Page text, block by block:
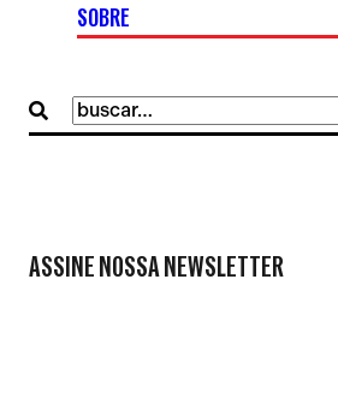
Buscar
por:
SOBRE
ASSINE NOSSA NEWSLETTER